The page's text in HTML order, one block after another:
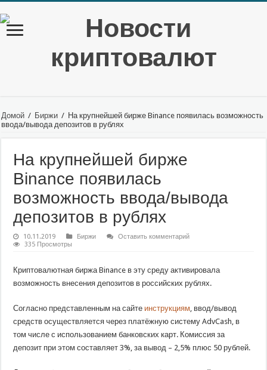
Домой / Биржи / На крупнейшей бирже Binance появилась возможность
ввода/вывода депозитов в рублях
На крупнейшей бирже
Binance появилась
возможность ввода/вывода
депозитов в рублях
10.11.2019 Биржи
Оставить комментарий
335 Просмотры
Криптовалютная биржа Binance в эту среду активировала
возможность внесения депозитов в российских рублях.
Согласно представленным на сайте инструкциям, ввод/вывод
средств осуществляется через платёжную систему AdvCash, в
том числе с использованием банковских карт. Комиссия за
депозит при этом составляет 3%, за вывод – 2,5% плюс 50 рублей.